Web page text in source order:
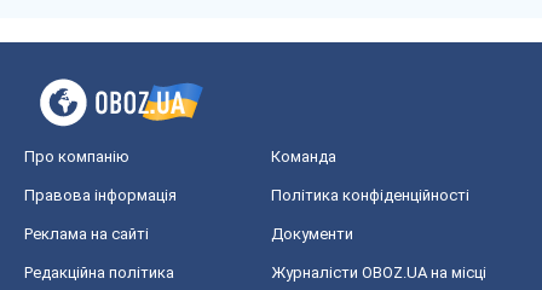
Про компанію Команда
Правова інформація Політика конфіденційності
Реклама на сайті Документи
Редакційна політика
Журналісти OBOZ.UA на місці